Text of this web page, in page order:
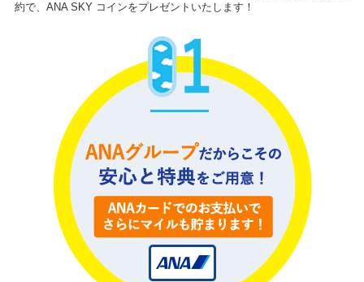
約で、ANA SKY コインをプレゼントいたします！